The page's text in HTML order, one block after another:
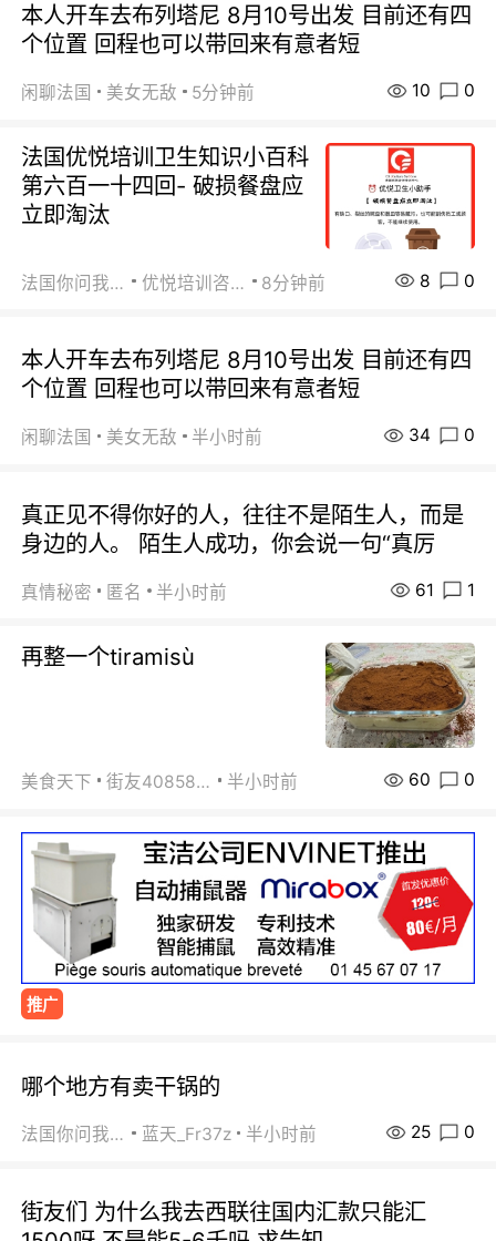
本人开车去布列塔尼 8月10号出发 目前还有四
个位置 回程也可以带回来有意者短
闲聊法国 美女无敌 5分钟前 10 0
法国优悦培训卫生知识小百科
第六百一十四回- 破损餐盘应
立即淘汰
法国你问我答 优悦培训咨询 8分钟前 8 0
本人开车去布列塔尼 8月10号出发 目前还有四
个位置 回程也可以带回来有意者短
闲聊法国 美女无敌 半小时前 34 0
真正见不得你好的人，往往不是陌生人，而是
身边的人。 陌生人成功，你会说一句“真厉
真情秘密 匿名 半小时前 61 1
再整一个tiramisù
美食天下 街友40858442 半小时前 60 0
推广
哪个地方有卖干锅的
法国你问我答 蓝天_Fr37z 半小时前 25 0
街友们 为什么我去西联往国内汇款只能汇